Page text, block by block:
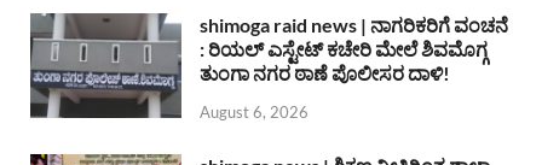
shimoga raid news | ನಾಗರಿಕರಿಗೆ ವಂಚನೆ
: ರಿಯಲ್ ಎಸ್ಟೇಟ್ ಕಚೇರಿ ಮೇಲೆ ಶಿವಮೊಗ್ಗ
ತುಂಗಾ ನಗರ ಠಾಣೆ ಪೊಲೀಸರ ದಾಳಿ!
August 6, 2026